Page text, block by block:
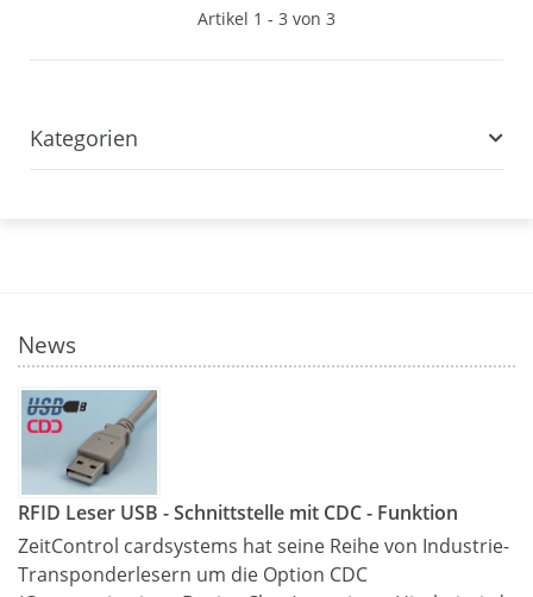
Artikel 1 - 3 von 3
Kategorien
News
RFID Leser USB - Schnittstelle mit CDC - Funktion
ZeitControl cardsystems hat seine Reihe von Industrie-
Transponderlesern um die Option CDC